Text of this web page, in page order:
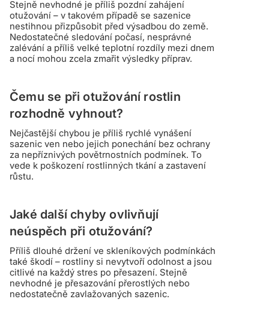
Stejně nevhodné je příliš pozdní zahájení
otužování – v takovém případě se sazenice
nestihnou přizpůsobit před výsadbou do země.
Nedostatečné sledování počasí, nesprávné
zalévání a příliš velké teplotní rozdíly mezi dnem
a nocí mohou zcela zmařit výsledky příprav.
Čemu se při otužování rostlin
rozhodně vyhnout?
Nejčastější chybou je příliš rychlé vynášení
sazenic ven nebo jejich ponechání bez ochrany
za nepříznivých povětrnostních podmínek. To
vede k poškození rostlinných tkání a zastavení
růstu.
Jaké další chyby ovlivňují
neúspěch při otužování?
Příliš dlouhé držení ve skleníkových podmínkách
také škodí – rostliny si nevytvoří odolnost a jsou
citlivé na každý stres po přesazení. Stejně
nevhodné je přesazování přerostlých nebo
nedostatečně zavlažovaných sazenic.